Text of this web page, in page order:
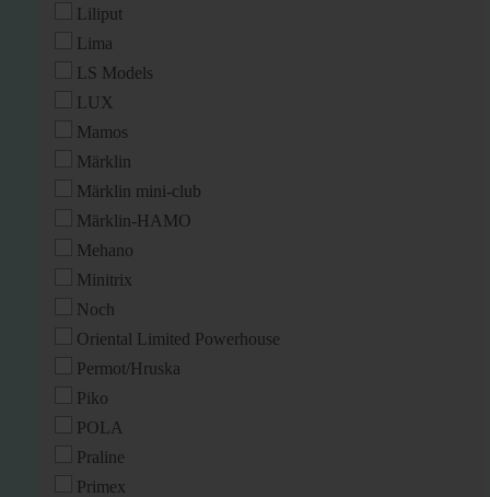
Liliput
Lima
LS Models
LUX
Mamos
Märklin
Märklin mini-club
Märklin-HAMO
Mehano
Minitrix
Noch
Oriental Limited Powerhouse
Permot/Hruska
Piko
POLA
Praline
Primex